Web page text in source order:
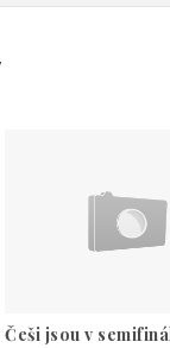
Češi jsou v